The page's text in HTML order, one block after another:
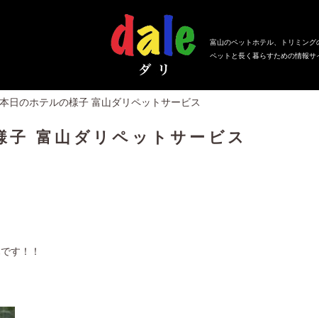
富山のペットホテル、トリミング
ペットと長く暮らすための情報サ
日のホテルの様子 富山ダリペットサービス
富山ダリペットサービス
す！！